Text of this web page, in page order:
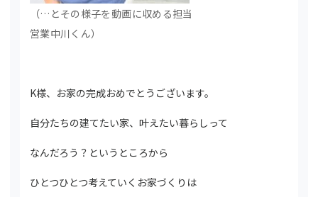
（…とその様子を動画に収める担当
営業中川くん）
K様、お家の完成おめでとうございます。
自分たちの建てたい家、叶えたい暮らしって
なんだろう？というところから
ひとつひとつ考えていくお家づくりは